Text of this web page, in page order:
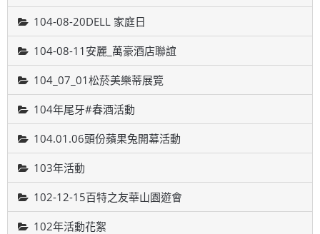
104-08-20DELL 家庭日
104-08-11安麗_萬豪酒店聯誼
104_07_01松菸美樂蒂展覽
104年尾牙#春酒活動
104.01.06頭份蘋果兔開幕活動
103年活動
102-12-15百特之友華山園遊會
102年活動花絮